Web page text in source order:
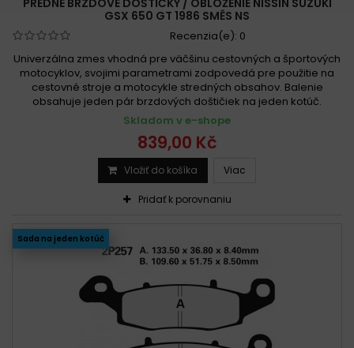
GSX 650 GT 1986 SMĚS NS
Recenzia(e): 0
Univerzálna zmes vhodná pre väčšinu cestovných a športových
motocyklov, svojimi parametrami zodpovedá pre použitie na
cestovné stroje a motocykle stredných obsahov. Balenie
obsahuje jeden pár brzdových doštičiek na jeden kotúč.
Skladom v e-shope
839,00 Kč
Vložiť do košíka Viac
Pridať k porovnaniu
Sada na jeden kotúč